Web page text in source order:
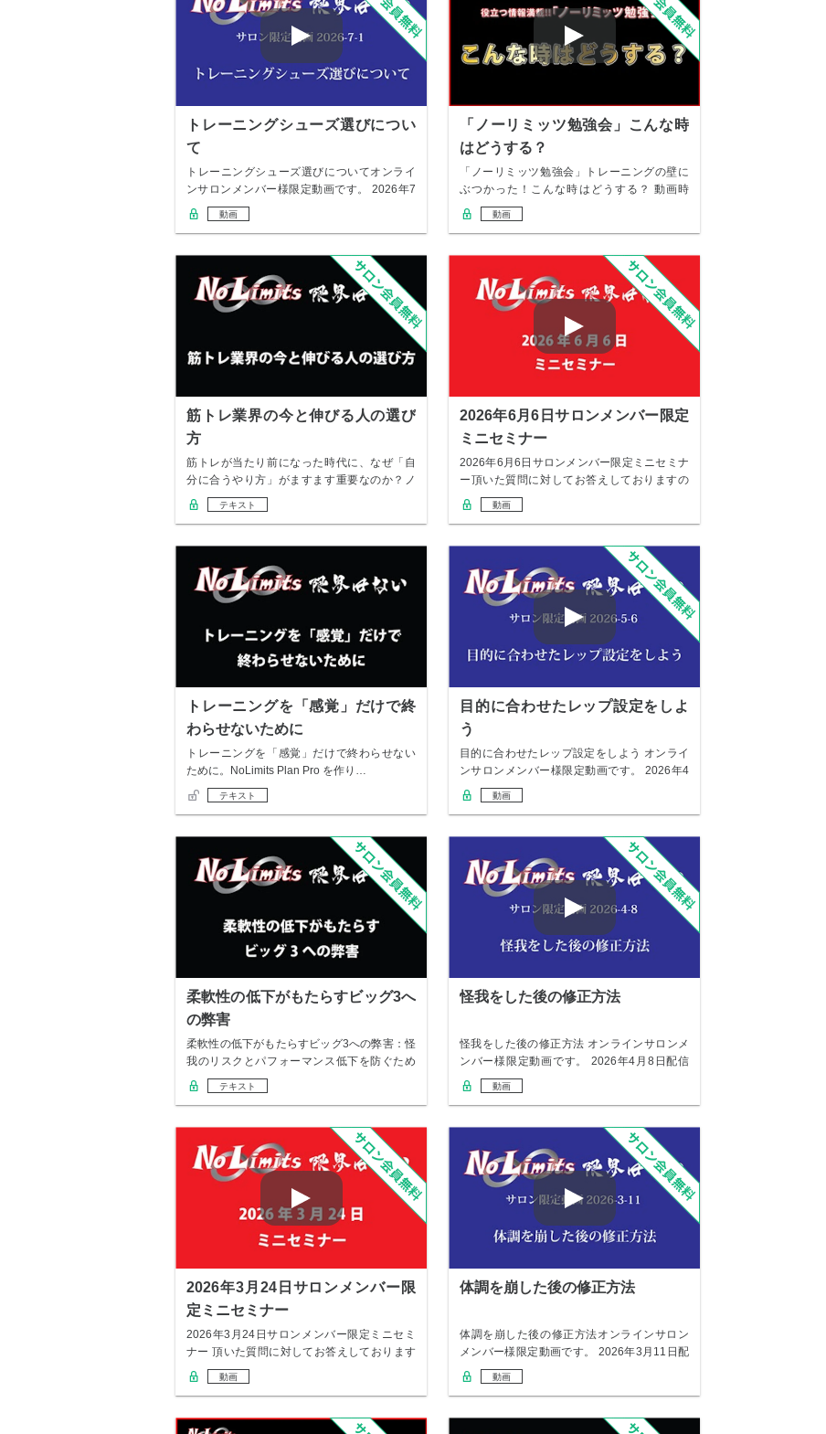
トレーニングシューズ選びについ
て
トレーニングシューズ選びについてオンライ
ンサロンメンバー様限定動画です。 2026年7
月1…
動画
「ノーリミッツ勉強会」こんな時
はどうする？
「ノーリミッツ勉強会」トレーニングの壁に
ぶつかった！こんな時はどうする？ 動画時
間：約55…
動画
筋トレ業界の今と伸びる人の選び
方
筋トレが当たり前になった時代に、なぜ「自
分に合うやり方」がますます重要なのか？ノ
ーリミッツ…
テキスト
2026年6月6日サロンメンバー限定
ミニセミナー
2026年6月6日サロンメンバー限定ミニセミナ
ー頂いた質問に対してお答えしておりますの
で是…
動画
トレーニングを「感覚」だけで終
わらせないために
トレーニングを「感覚」だけで終わらせない
ために。NoLimits Plan Pro を作り…
テキスト
目的に合わせたレップ設定をしよ
う
目的に合わせたレップ設定をしよう オンライ
ンサロンメンバー様限定動画です。 2026年4
月…
動画
柔軟性の低下がもたらすビッグ3へ
の弊害
柔軟性の低下がもたらすビッグ3への弊害：怪
我のリスクとパフォーマンス低下を防ぐため
に はじ…
テキスト
怪我をした後の修正方法
怪我をした後の修正方法 オンラインサロンメ
ンバー様限定動画です。 2026年4月8日配信
の…
動画
2026年3月24日サロンメンバー限
定ミニセミナー
2026年3月24日サロンメンバー限定ミニセミ
ナー 頂いた質問に対してお答えしております
の…
動画
体調を崩した後の修正方法
体調を崩した後の修正方法オンラインサロン
メンバー様限定動画です。 2026年3月11日配
信…
動画